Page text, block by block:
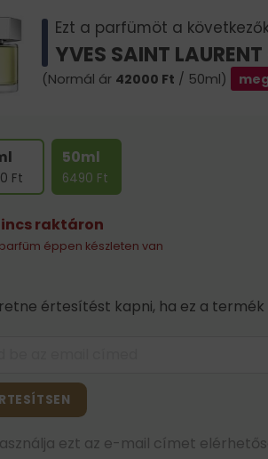
Ezt a parfümöt a
YVES SAINT
(Normál ár 42000 Ft / 50ml)
Ft
50ml
6490 Ft
raktáron
parfüm éppen készleten van
értesítést kapni, ha ez a
ezt az e-mail címet